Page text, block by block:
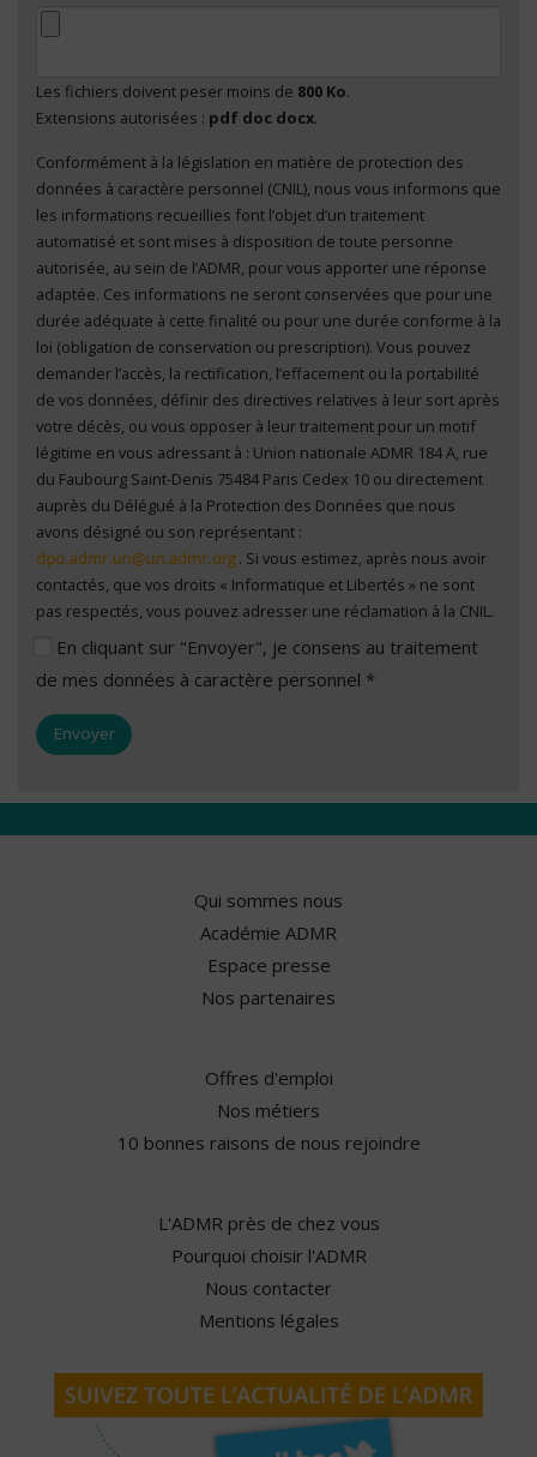
Les fichiers doivent peser moins de 800 Ko.
Extensions autorisées : pdf doc docx.
En cliquant sur "Envoyer", je consens au traitement
de mes données à caractère personnel *
Conformément à la législation en matière de protection des
données à caractère personnel (CNIL), nous vous informons que
les informations recueillies font l’objet d’un traitement
automatisé et sont mises à disposition de toute personne
autorisée, au sein de l’ADMR, pour vous apporter une réponse
adaptée. Ces informations ne seront conservées que pour une
durée adéquate à cette finalité ou pour une durée conforme à la
loi (obligation de conservation ou prescription). Vous pouvez
demander l’accès, la rectification, l’effacement ou la portabilité
de vos données, définir des directives relatives à leur sort après
votre décès, ou vous opposer à leur traitement pour un motif
légitime en vous adressant à : Union nationale ADMR 184 A, rue
du Faubourg Saint-Denis 75484 Paris Cedex 10 ou directement
auprès du Délégué à la Protection des Données que nous
avons désigné ou son représentant :
. Si vous estimez, après nous avoir
contactés, que vos droits « Informatique et Libertés » ne sont
pas respectés, vous pouvez adresser une réclamation à la CNIL.
En cliquant sur "Envoyer", je consens au traitement
de mes données à caractère personnel *
Qui sommes nous
Académie ADMR
Espace presse
Nos partenaires
Offres d'emploi
Nos métiers
10 bonnes raisons de nous rejoindre
L'ADMR près de chez vous
Pourquoi choisir l'ADMR
Nous contacter
Mentions légales